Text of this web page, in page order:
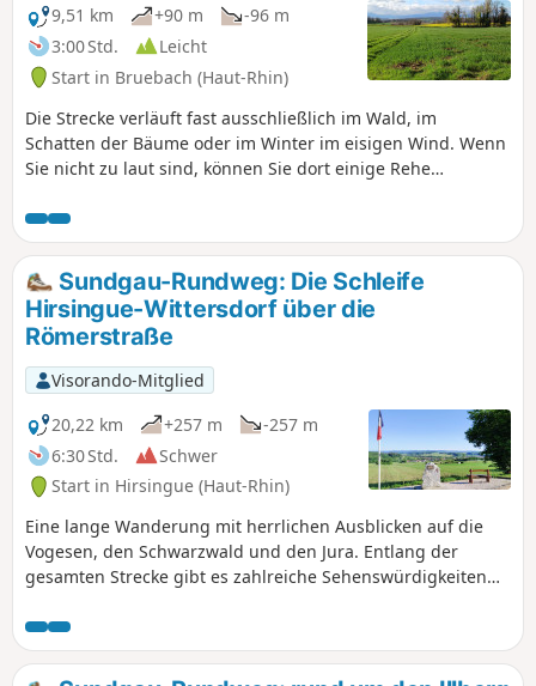
9,51 km
+90 m
-96 m
3:00 Std.
Leicht
Start in Bruebach (Haut-Rhin)
Die Strecke verläuft fast ausschließlich im Wald, im
Schatten der Bäume oder im Winter im eisigen Wind. Wenn
Sie nicht zu laut sind, können Sie dort einige Rehe
werden. Die Strecke ist völlig unschwierig, es gibt jedoch
zahlreiche umgestürzte Bäume, die umgangen werden
müssen.Sundgau-Rundweg: Die Schleife
Hirsingue-Wittersdorf über die
Römerstraße
Visorando-Mitglied
20,22 km
+257 m
-257 m
6:30 Std.
Schwer
Start in Hirsingue (Haut-Rhin)
Eine lange Wanderung mit herrlichen Ausblicken auf die
Vogesen, den Schwarzwald und den Jura. Entlang der
gesamten Strecke gibt es zahlreiche Sehenswürdigkeiten